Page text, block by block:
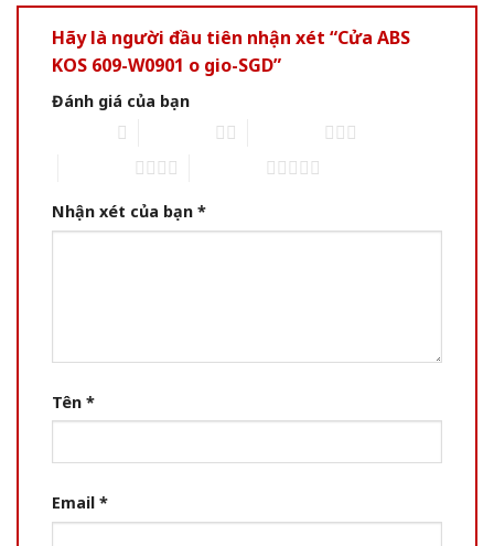
Hãy là người đầu tiên nhận xét “Cửa ABS
KOS 609-W0901 o gio-SGD”
Đánh giá của bạn
Nhận xét của bạn *
Tên *
Email *